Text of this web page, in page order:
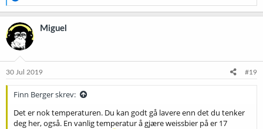
e
a
k
s
o
e
Miguel
30 Jul 2019 #19
Finn Berger skrev:
Det er nok temperaturen. Du kan godt gå lavere enn det du tenker
deg her, også. En vanlig temperatur å gjære weissbier på er 17